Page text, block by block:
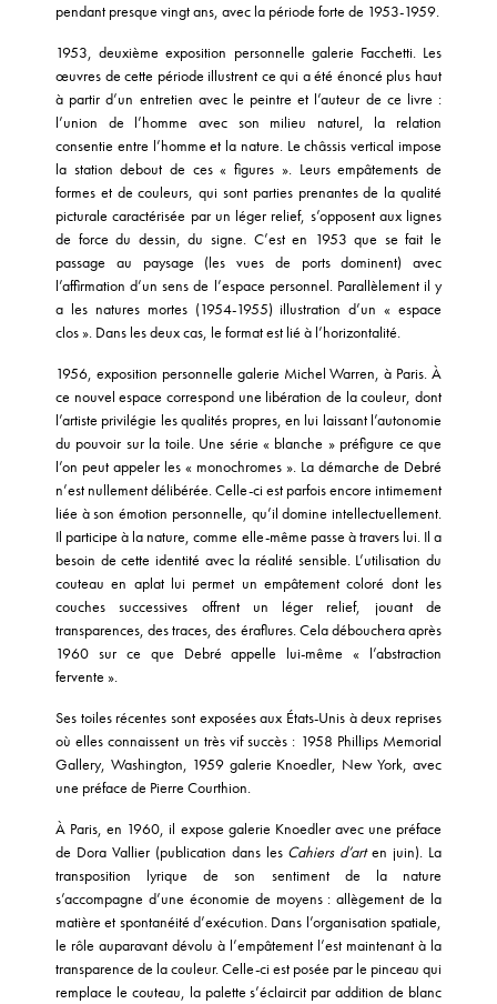
pendant presque vingt ans, avec la période forte de 1953-1959.
1953, deuxième exposition personnelle galerie Facchetti. Les
œuvres de cette période illustrent ce qui a été énoncé plus haut
à partir d’un entretien avec le peintre et l’auteur de ce livre :
l’union de l’homme avec son milieu naturel, la relation
consentie entre l’homme et la nature. Le châssis vertical impose
la station debout de ces « figures ». Leurs empâtements de
formes et de couleurs, qui sont parties prenantes de la qualité
picturale caractérisée par un léger relief, s’opposent aux lignes
de force du dessin, du signe. C’est en 1953 que se fait le
passage au paysage (les vues de ports dominent) avec
l’affirmation d’un sens de l’espace personnel. Parallèlement il y
a les natures mortes (1954-1955) illustration d’un « espace
clos ». Dans les deux cas, le format est lié à l’horizontalité.
1956, exposition personnelle galerie Michel Warren, à Paris. À
ce nouvel espace correspond une libération de la couleur, dont
l’artiste privilégie les qualités propres, en lui laissant l’autonomie
du pouvoir sur la toile. Une série « blanche » préfigure ce que
l’on peut appeler les « monochromes ». La démarche de Debré
n’est nullement délibérée. Celle-ci est parfois encore intimement
liée à son émotion personnelle, qu’il domine intellectuellement.
Il participe à la nature, comme elle-même passe à travers lui. Il a
besoin de cette identité avec la réalité sensible. L’utilisation du
couteau en aplat lui permet un empâtement coloré dont les
couches successives offrent un léger relief, jouant de
transparences, des traces, des éraflures. Cela débouchera après
1960 sur ce que Debré appelle lui-même « l’abstraction
fervente ».
Ses toiles récentes sont exposées aux États-Unis à deux reprises
où elles connaissent un très vif succès : 1958 Phillips Memorial
Gallery, Washington, 1959 galerie Knoedler, New York, avec
une préface de Pierre Courthion.
À Paris, en 1960, il expose galerie Knoedler avec une préface
de Dora Vallier (publication dans les Cahiers d’arten juin). La
transposition lyrique de son sentiment de la nature
s’accompagne d’une économie de moyens : allègement de la
matière et spontanéité d’exécution. Dans l’organisation spatiale,
le rôle auparavant dévolu à l’empâtement l’est maintenant à la
transparence de la couleur. Celle-ci est posée par le pinceau qui
remplace le couteau, la palette s’éclaircit par addition de blanc